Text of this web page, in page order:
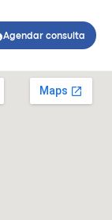
Agendar consulta